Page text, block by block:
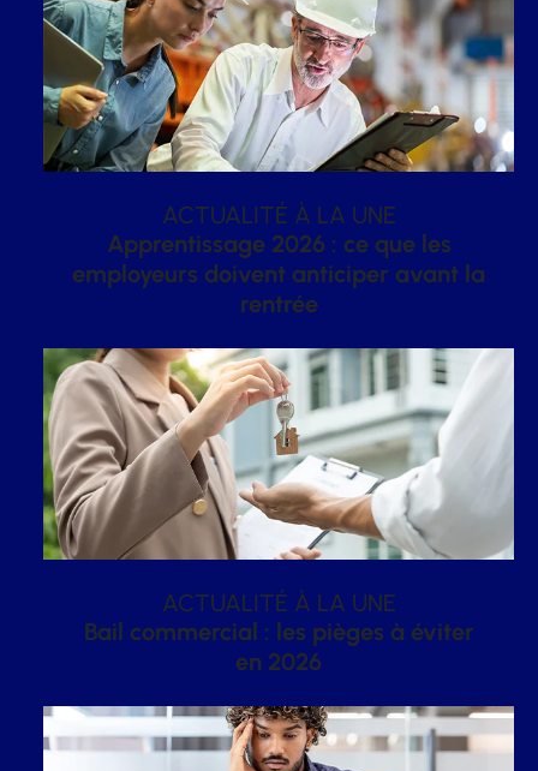
ACTUALITÉ À LA UNE
Apprentissage 2026 : ce que les
employeurs doivent anticiper avant la
rentrée
ACTUALITÉ À LA UNE
Bail commercial : les pièges à éviter
en 2026